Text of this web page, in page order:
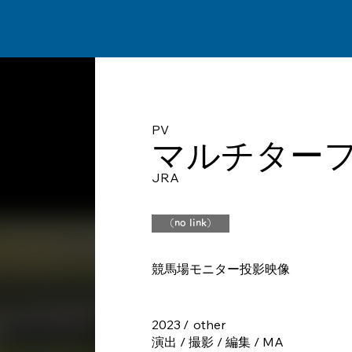
競馬場モニター投影映像
マルチター
JRA
PV
演出 / 撮影 / 編集 / MA
（no link）
2023 / other